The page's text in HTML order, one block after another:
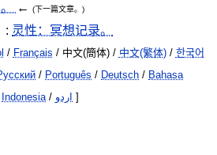
← (下一篇文章。)
: 灵性：冥想记录。
/ Français / 中文(簡体) / 中文(繁体)/ 한국어
/ Português / Deutsch / Bahasa
Indonesia/ اردو ]